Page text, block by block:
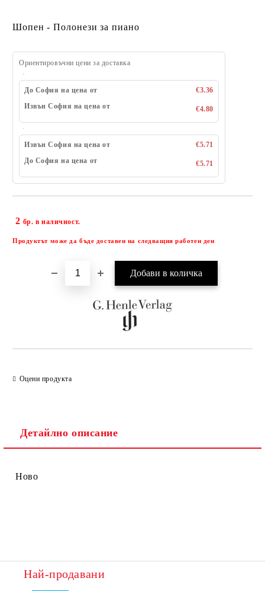
Шопен - Полонези за пиано
Ориентировъчни цени за доставка
До София на цена от
€3.36
Извън София на цена от
€4.80
Извън София на цена от
€5.71
До София на цена от
€5.71
2 бр. в наличност.
Продуктът може да бъде доставен на следващия работен ден
Оцени продукта
Детайлно описание
Ново
Най-продавани